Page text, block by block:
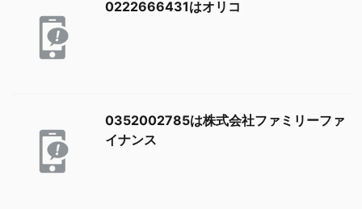
0222666431はオリコ
0352002785は株式会社ファミリーファ
イナンス